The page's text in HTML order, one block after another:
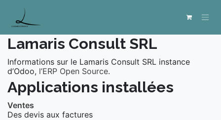
Lamaris Consult SRL
Informations sur le Lamaris Consult SRL instance
d’Odoo, l’ERP Open Source.
Applications installées
Ventes
Des devis aux factures